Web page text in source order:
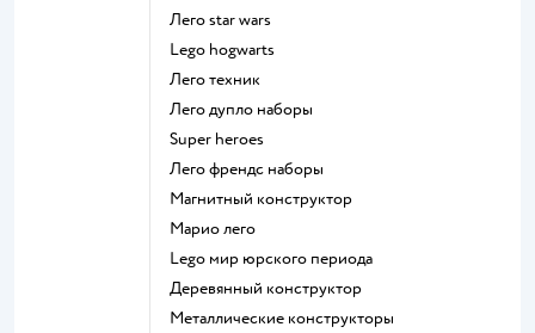
Лего star wars
Lego hogwarts
Лего техник
Лего дупло наборы
Super heroes
Лего френдс наборы
Магнитный конструктор
Марио лего
Lego мир юрского периода
Деревянный конструктор
Металлические конструкторы